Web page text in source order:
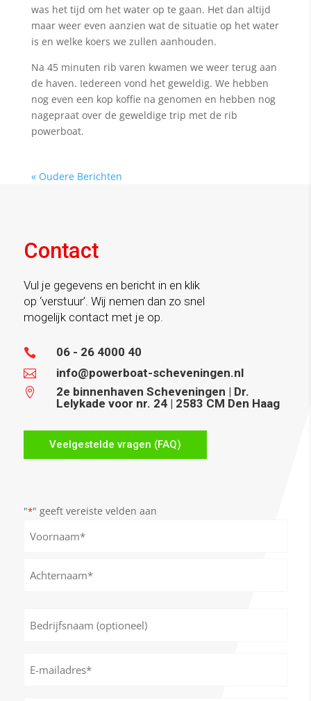
was het tijd om het water op te gaan. Het dan altijd
maar weer even aanzien wat de situatie op het water
is en welke koers we zullen aanhouden.
Na 45 minuten rib varen kwamen we weer terug aan
de haven. Iedereen vond het geweldig. We hebben
nog even een kop koffie na genomen en hebben nog
nagepraat over de geweldige trip met de rib
powerboat.
« Oudere Berichten
Contact
Vul je gegevens en bericht in en klik
op ‘verstuur’. Wij nemen dan zo snel
mogelijk contact met je op.
 06 - 26 4000 40
 info@powerboat-scheveningen.nl

2e binnenhaven Scheveningen | Dr.
Lelykade voor nr. 24 | 2583 CM Den Haag
Veelgestelde vragen (FAQ)
"*" geeft vereiste velden aan
(optioneel)
mailadres